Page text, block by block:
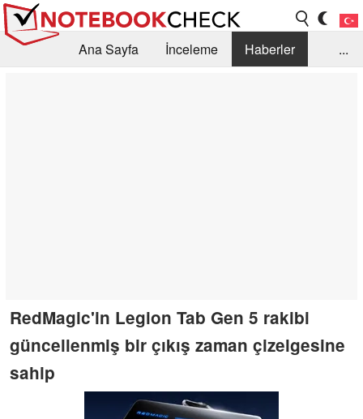
Ana Sayfa İnceleme
Haberler
...
RedMagic'in Legion Tab Gen 5 rakibi
güncellenmiş bir çıkış zaman çizelgesine
sahip